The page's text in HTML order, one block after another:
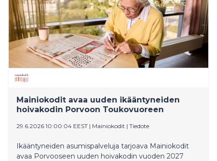
Mainiokodit avaa uuden ikääntyneiden
hoivakodin Porvoon Toukovuoreen
29.6.2026 10:00:04 EEST | Mainiokodit | Tiedote
Ikääntyneiden asumispalveluja tarjoava Mainiokodit
avaa Porvooseen uuden hoivakodin vuoden 2027